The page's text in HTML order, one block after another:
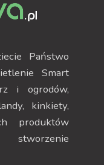
Państwo
Smart
i ogrodów,
kinkiety,
produktów